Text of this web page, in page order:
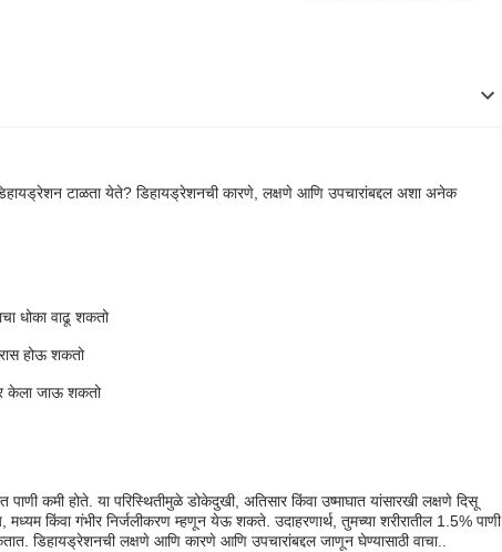
मार्ग कोणता आहे?
टाळता येते? डिहायड्रेशनची कारणे, लक्षणे आणि उपचारांबद्दल अशा अनेक
धोका वाढू शकतो
होऊ शकतो
केला जाऊ शकतो
पाणी कमी होते. या परिस्थितीमुळे डोकेदुखी, अतिसार किंवा उष्माघात यांसारखी लक्षणे दिसू
किंवा गंभीर निर्जलीकरण म्हणून येऊ शकते. उदाहरणार्थ, तुमच्या शरीरातील 1.5% पाणी
डिहायड्रेशनची लक्षणे आणि कारणे आणि उपचारांबद्दल जाणून घेण्यासाठी वाचा..